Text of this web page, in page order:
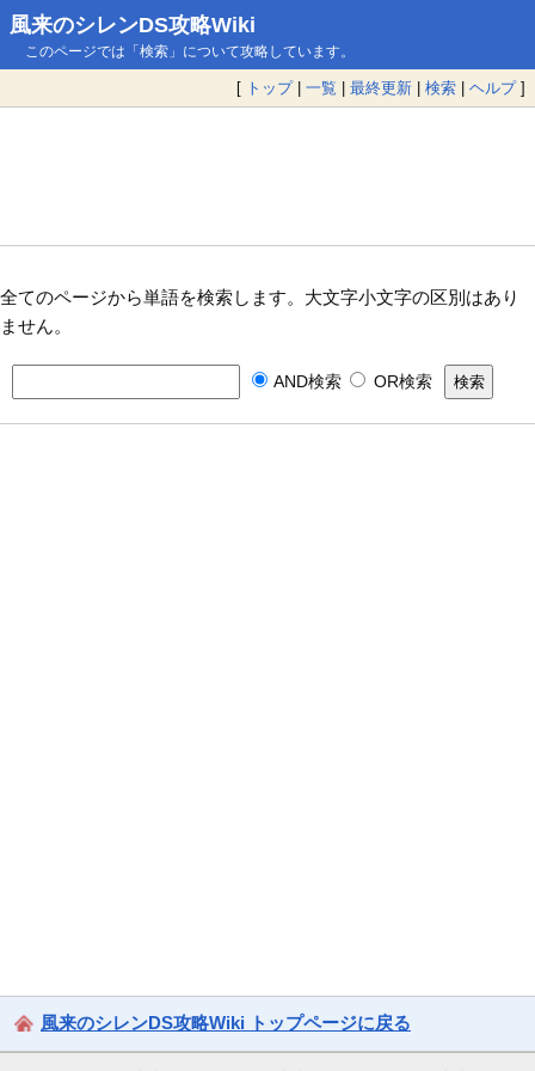
風来のシレンDS攻略Wiki
このページでは「検索」について攻略しています。
[ トップ| 一覧 | 最終更新 | 検索 | ヘルプ]
全てのページから単語を検索します。大文字小文字の区別はあり
ません。
AND検索 OR検索
風来のシレンDS攻略Wiki トップページに戻る